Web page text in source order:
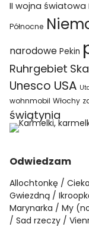
II wojna światowa
Północne
narodowe Pekin
Ruhrgebiet
Unesco USA
wohnmobil Włochy
świątynia
Odwiedzam
Allochtonkę
Gwiezdną
Marynarka
My
Sad rzeczy